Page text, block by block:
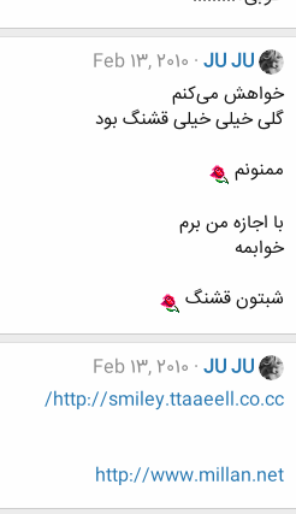
JU JU
Feb 13, 2010
خواهش می‌کنم
گلی خیلی خیلی قشنگ بود
ممنونم
با اجازه من برم
خوابمه
شبتون قشنگ
JU JU
Feb 13, 2010
http://smiley.ttaaeell.co.cc/
http://www.millan.net